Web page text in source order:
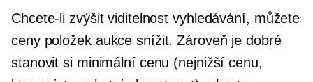
Chcete-li zvýšit viditelnost vyhledávání, můžete
ceny položek aukce snížit. Zároveň je dobré
stanovit si minimální cenu (nejnižší cenu,